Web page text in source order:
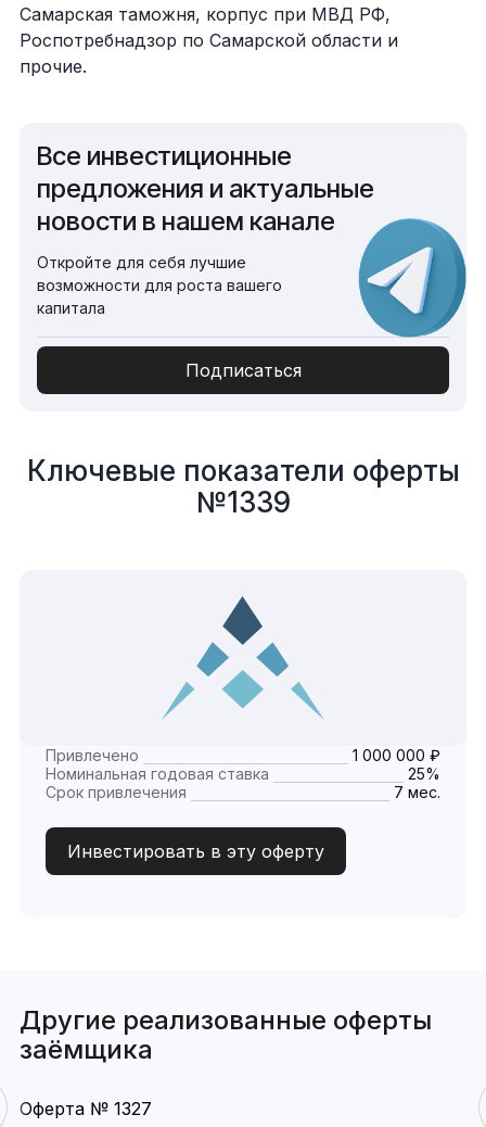
Самарская таможня, корпус при МВД РФ,
Роспотребнадзор по Самарской области и
прочие.
Все инвестиционные
предложения и актуальные
новости в нашем канале
Откройте для себя лучшие
возможности для роста вашего
капитала
Подписаться
Ключевые показатели оферты
№1339
Привлечено
1 000 000 ₽
Номинальная годовая ставка
25%
Срок привлечения
7 мес.
Инвестировать в эту оферту
Другие реализованные оферты
заёмщика
Оферта № 1327